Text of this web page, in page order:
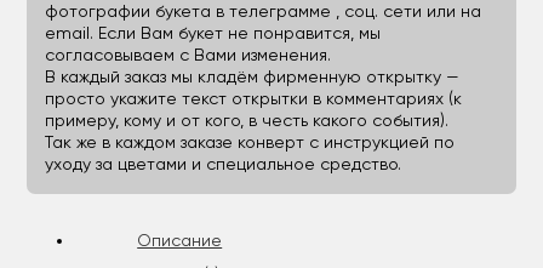
фотографии букета в телеграмме , соц. сети или на
email. Если Вам букет не понравится, мы
согласовываем с Вами изменения.
В каждый заказ мы кладём фирменную открытку —
просто укажите текст открытки в комментариях (к
примеру, кому и от кого, в честь какого события).
Так же в каждом заказе конверт с инструкцией по
уходу за цветами и специальное средство.
Описание